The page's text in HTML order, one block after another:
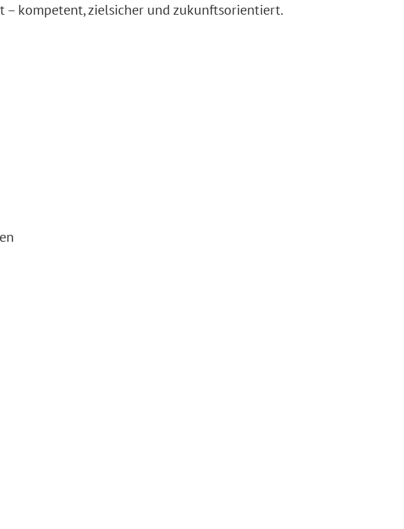
– kompetent, zielsicher und zukunftsorientiert.